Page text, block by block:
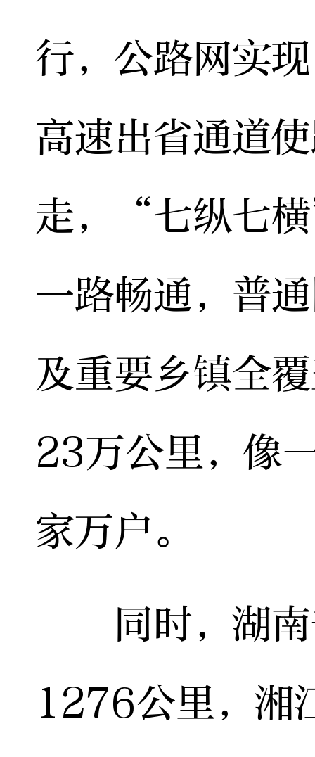
行，公路网实
高速出省通道
走，“七纵七
一路畅通，普
及重要乡镇全
23万公里，像
家万户。
同时，湖南
1276公里，湘